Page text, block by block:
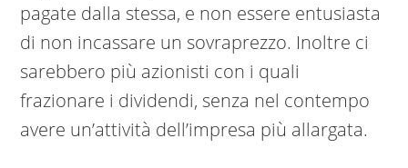
pagate dalla stessa, e non essere entusiasta
di non incassare un sovraprezzo. Inoltre ci
sarebbero più azionisti con i quali
frazionare i dividendi, senza nel contempo
avere un’attività dell’impresa più allargata.